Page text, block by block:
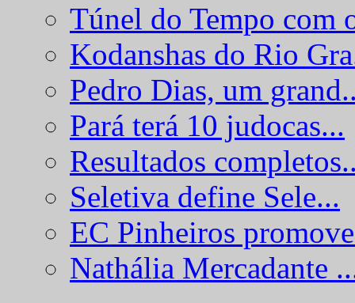
Túnel do Tempo com
Kodanshas do Rio
Pedro Dias, um
Pará terá 10 judocas...
Resultados
Seletiva define Sele...
EC Pinheiros
Nathália Mercadante